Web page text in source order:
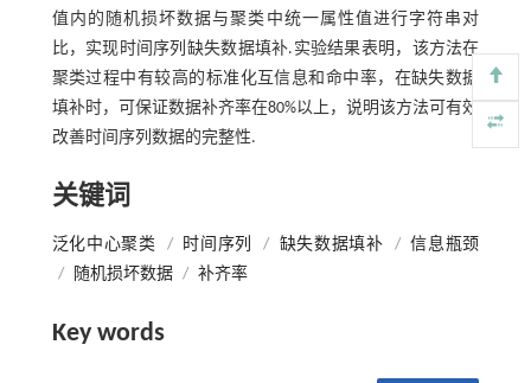
值内的随机损坏数据与聚类中统一属性值进行字符串对
比，实现时间序列缺失数据填补.实验结果表明，该方法在
聚类过程中有较高的标准化互信息和命中率，在缺失数据
填补时，可保证数据补齐率在80%以上，说明该方法可有效
改善时间序列数据的完整性.
关键词
泛化中心聚类 / 时间序列 / 缺失数据填补 / 信息瓶颈
/
随机损坏数据 / 补齐率
Key words